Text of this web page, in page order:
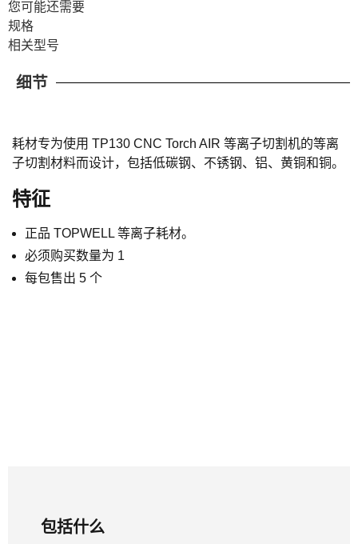
您可能还需要
规格
相关型号
细节
耗材专为使用 TP130 CNC Torch AIR 等离子切割机的等离
子切割材料而设计，包括低碳钢、不锈钢、铝、黄铜和铜。
特征
正品 TOPWELL 等离子耗材。
必须购买数量为 1
每包售出 5 个
包括什么